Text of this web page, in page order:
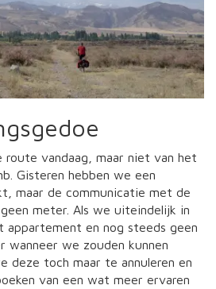
route vandaag, maar niet van het
Gisteren hebben we een
maar de communicatie met de
meter. Als we uiteindelijk in
appartement en nog steeds geen
wanneer we zouden kunnen
deze toch maar te annuleren en
van een wat meer ervaren